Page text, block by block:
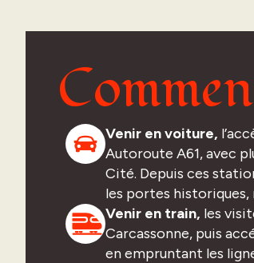
Venir en voiture,
Autoroute A61, avec
Cité. Depuis ces
les portes
Venir en train, les
Carcassonne, puis
en empruntant les